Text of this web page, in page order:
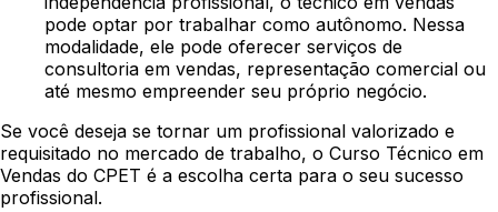
pode optar por trabalhar como autônomo. Nessa
modalidade, ele pode oferecer serviços de
consultoria em vendas, representação comercial ou
até mesmo empreender seu próprio negócio.
Se você deseja se tornar um profissional valorizado e
requisitado no mercado de trabalho, o Curso Técnico em
Vendas do CPET é a escolha certa para o seu sucesso
profissional.